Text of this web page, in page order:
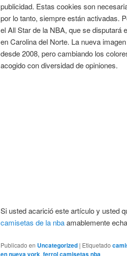
publicidad. Estas cookies son
por lo tanto, siempre están activadas.
el All Star de la NBA, que se disputará
en Carolina del Norte. La nueva
desde 2008, pero cambiando los
acogido con diversidad de opiniones.
Si usted acarició este artículo y usted
camisetas de la nbaamablemente
Publicado en Uncategorized | Etiquetado
en nueva york, ferrol camisetas nba